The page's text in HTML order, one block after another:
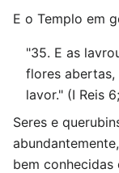
E o Templo em
"35. E as
flores
lavor." (I Reis
Seres e
bem